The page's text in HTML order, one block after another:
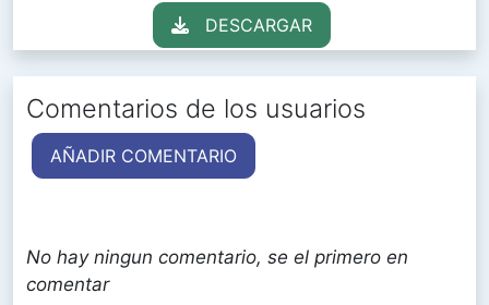
DESCARGAR
Comentarios de los usuarios
AÑADIR COMENTARIO
No hay ningun comentario, se el primero en
comentar